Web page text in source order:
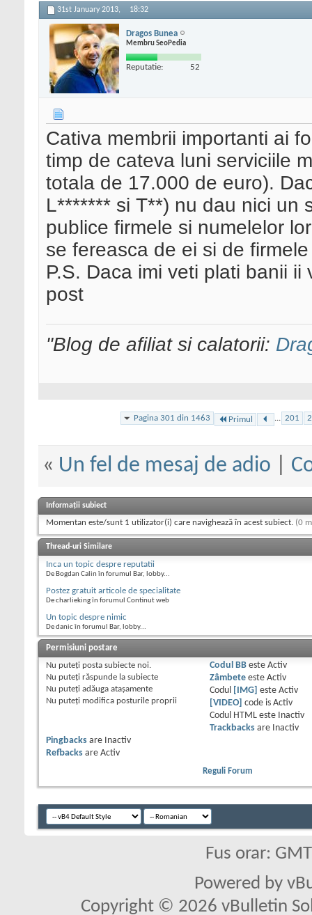
31st January 2013, 18:32
Dragos Bunea
Membru SeoPedia
Reputatie: 52
Cativa membrii importanti ai
timp de cateva luni serviciile
totala de 17.000 de euro).
L******* si T**) nu dau nici un
publice firmele si numelelor
se fereasca de ei si de
P.S. Daca imi veti plati banii
post
"Blog de afiliat si calatorii:
Pagina 301 din 1463 Primul ... 201
« Un fel de mesaj de adio
Informații subiect
Momentan este/sunt 1 utilizator(i) care navighează în acest subiect. (0
Thread-uri Similare
Inca un topic despre reputatii
De Bogdan Calin în forumul Bar, lobby...
Postez gratuit articole de specialitate
De charlieking în forumul Continut web
Un topic despre nimic
De danic în forumul Bar, lobby...
Permisiuni postare
Nu puteţi posta subiecte noi.
Nu puteţi răspunde la subiecte
Nu puteţi adăuga ataşamente
Nu puteţi modifica posturile proprii
Codul BBeste Activ
Zâmbeteeste Activ
Codul
[IMG] este Activ
[VIDEO] code is Activ
Codul HTML este
Inactiv
Trackbacksare
Inactiv
Pingbacks are
Inactiv
Refbacks are Activ
Reguli Forum
Fus orar:
Powered by
Copyright © 2026 vBulletin